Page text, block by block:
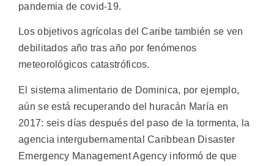
pandemia de covid-19.
Los objetivos agrícolas del Caribe también se ven
debilitados año tras año por fenómenos
meteorológicos catastróficos.
El sistema alimentario de Dominica, por ejemplo,
aún se está recuperando del huracán María en
2017: seis días después del paso de la tormenta, la
agencia intergubernamental Caribbean Disaster
Emergency Management Agency informó de que